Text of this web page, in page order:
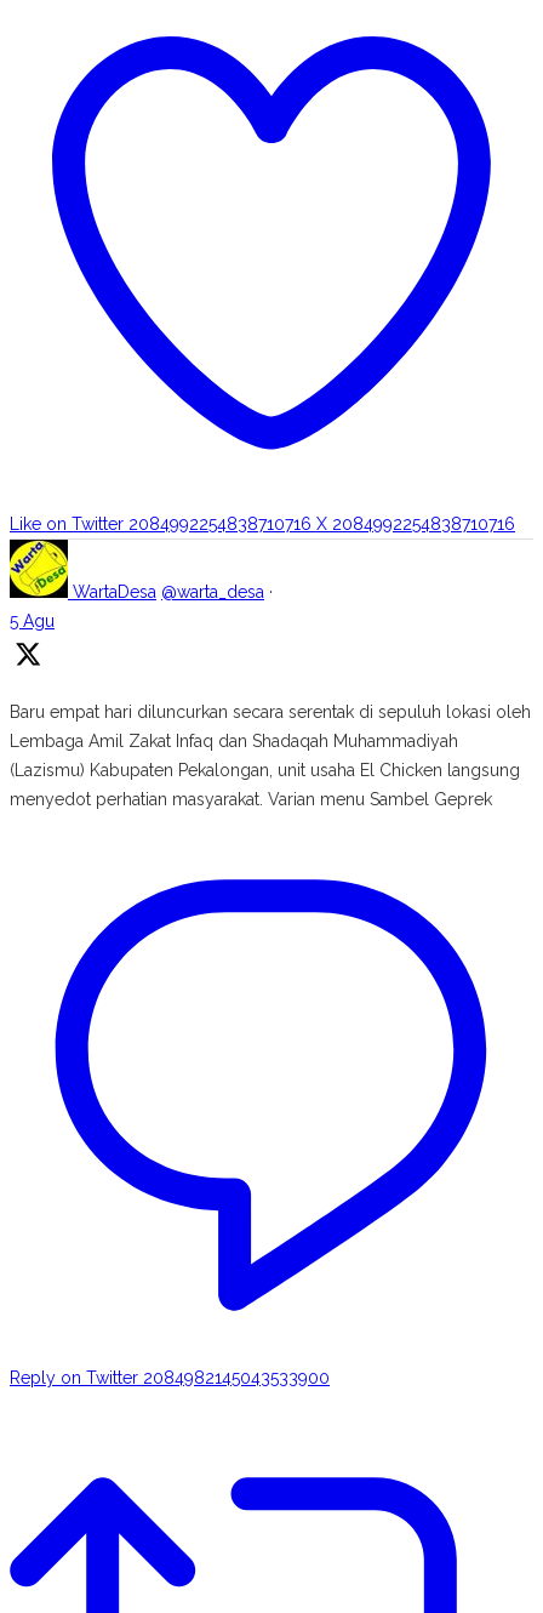
Like on Twitter 2084992254838710716 X 2084992254838710716
WartaDesa @warta_desa ·
5 Agu
Baru empat hari diluncurkan secara serentak di sepuluh lokasi oleh
Lembaga Amil Zakat Infaq dan Shadaqah Muhammadiyah
(Lazismu) Kabupaten Pekalongan, unit usaha El Chicken langsung
menyedot perhatian masyarakat. Varian menu Sambel Geprek
Reply on Twitter 2084982145043533900